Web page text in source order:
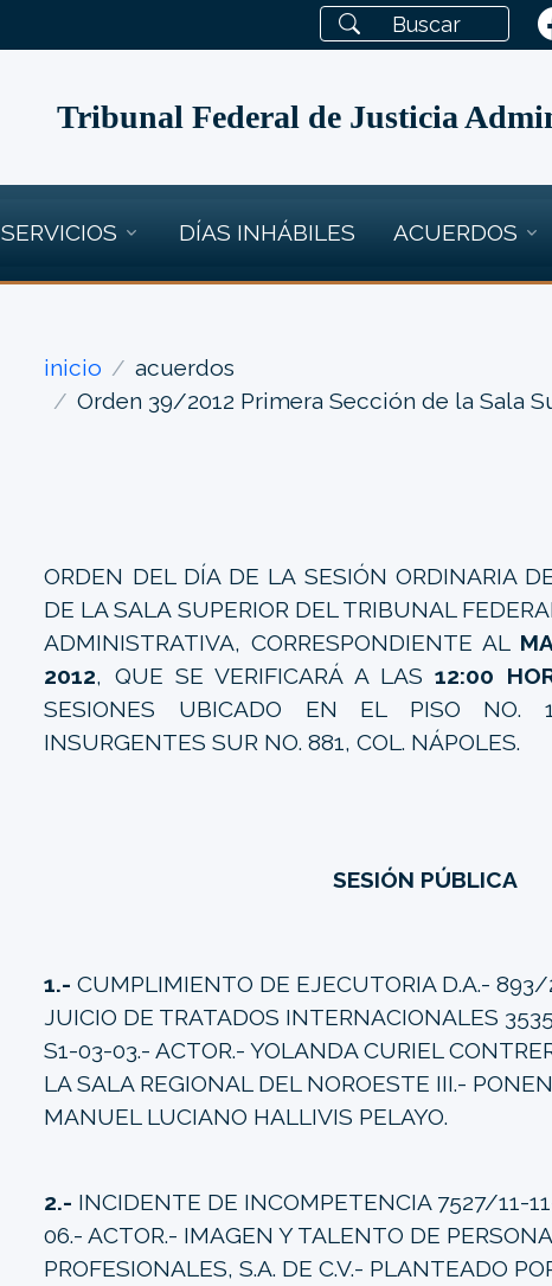
Tribunal Federal de Justicia
SERVICIOS DÍAS INHÁBILES ACUERDOS
inicio
acuerdos
Orden 39/2012 Primera Sección de la Sala
ORDEN DEL DÍA DE LA SESIÓN ORDINARIA
DE LA SALA SUPERIOR DEL TRIBUNAL
ADMINISTRATIVA, CORRESPONDIENTE AL
2012, QUE SE VERIFICARÁ A LAS12:00
SESIONES UBICADO EN EL PISO NO.
INSURGENTES SUR NO. 881, COL. NÁPOLES.
SESIÓN PÚBLICA
1.- CUMPLIMIENTO DE EJECUTORIA D.A.- 893/
JUICIO DE TRATADOS INTERNACIONALES
S1-03-03.- ACTOR.- YOLANDA CURIEL
LA SALA REGIONAL DEL NOROESTE III.-
MANUEL LUCIANO HALLIVIS PELAYO.
2.- INCIDENTE DE INCOMPETENCIA 7527/11-
06.- ACTOR.- IMAGEN Y TALENTO DE
PROFESIONALES, S.A. DE C.V.- PLANTEADO